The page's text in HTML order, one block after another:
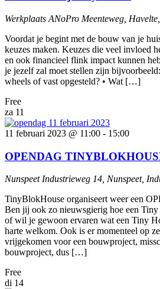
Werkplaats ANoPro Meenteweg,
Voordat je begint met de bouw van je
keuzes maken. Keuzes die veel invloed
en ook financieel flink impact kunnen
je jezelf zal moet stellen zijn
wheels of vast opgesteld? • Wat […]
Free
za 11
11 februari 2023 @ 11:00 - 15:00
OPENDAG
Nunspeet Industrieweg 14, Nunspeet,
TinyBlokHouse organiseert weer een
Ben jij ook zo nieuwsgierig hoe een
of wil je gewoon ervaren wat een Tiny
harte welkom. Ook is er momenteel op
vrijgekomen voor een bouwproject,
bouwproject, dus […]
Free
di 14